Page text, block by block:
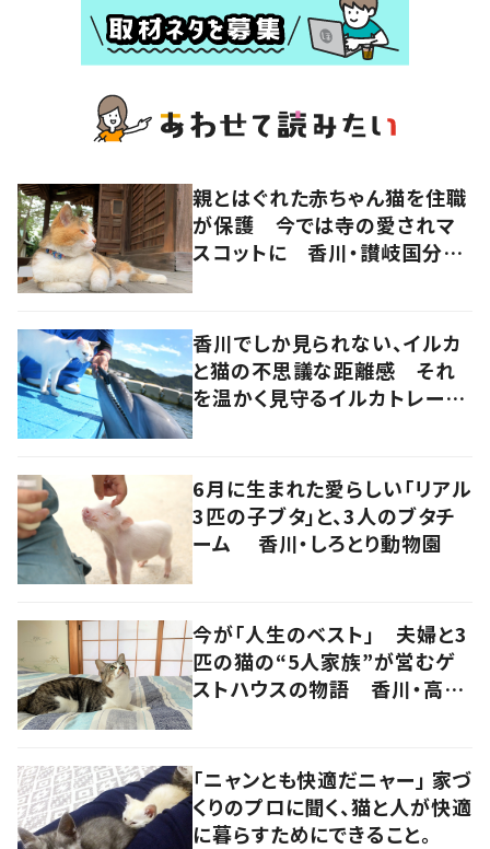
親とはぐれた赤ちゃん猫を住職
が保護 今では寺の愛されマ
スコットに 香川・讃岐国分寺
香川でしか見られない、イルカ
と猫の不思議な距離感 それ
を温かく見守るイルカトレーナ
6月に生まれた愛らしい「リアル
3匹の子ブタ」と、3人のブタチ
ーム 香川・しろとり動物園
今が「人生のベスト」 夫婦と3
匹の猫の“5人家族”が営むゲ
ストハウスの物語 香川・高松
「ニャンとも快適だニャー」 家づ
くりのプロに聞く、猫と人が快適
に暮らすためにできること。